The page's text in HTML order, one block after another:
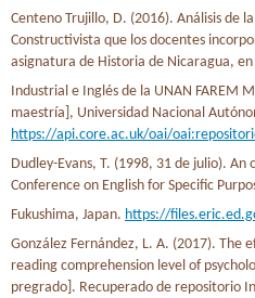
Centeno Trujillo, D. (2016). Análisis de
Constructivista que los docentes
asignatura de Historia de Nicaragua,
Industrial e Inglés de la UNAN FAREM
maestría], Universidad Nacional
https://api.core.ac.uk/oai/
Dudley-Evans, T. (1998, 31 de julio). An
Conference on English for Specific
Fukushima, Japan. https://
González Fernández, L. A. (2017). The
reading comprehension level of
pregrado]. Recuperado de repositorio